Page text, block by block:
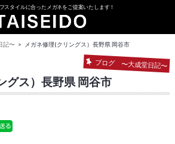
スタイルに合ったメガネをご提案いたします！
記〜 メガネ修理(クリングス）長野県 岡谷市
ブログ 〜大成堂日記〜
グス）長野県 岡谷市